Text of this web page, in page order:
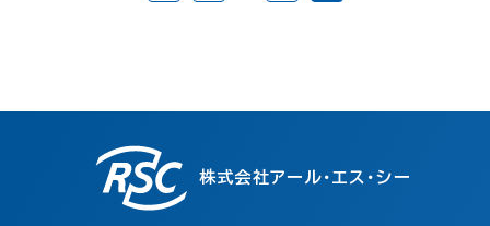
株式会社アール・エス・シー